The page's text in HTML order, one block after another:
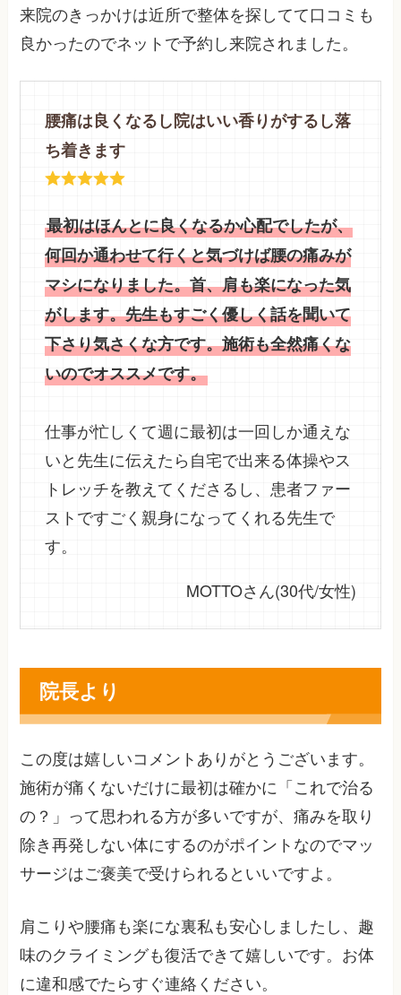
来院のきっかけは近所で整体を探してて口コミも
良かったのでネットで予約し来院されました。
腰痛は良くなるし院はいい香りがするし落
ち着きます
最初はほんとに良くなるか心配でしたが、
何回か通わせて行くと気づけば腰の痛みが
マシになりました。首、肩も楽になった気
がします。先生もすごく優しく話を聞いて
下さり気さくな方です。施術も全然痛くな
いのでオススメです。
仕事が忙しくて週に最初は一回しか通えな
いと先生に伝えたら自宅で出来る体操やス
トレッチを教えてくださるし、患者ファー
ストですごく親身になってくれる先生で
す。
MOTTOさん(30代/女性)
院長より
この度は嬉しいコメントありがとうございます。
施術が痛くないだけに最初は確かに「これで治る
の？」って思われる方が多いですが、痛みを取り
除き再発しない体にするのがポイントなのでマッ
サージはご褒美で受けられるといいですよ。
肩こりや腰痛も楽にな裏私も安心しましたし、趣
味のクライミングも復活できて嬉しいです。お体
に違和感でたらすぐ連絡ください。